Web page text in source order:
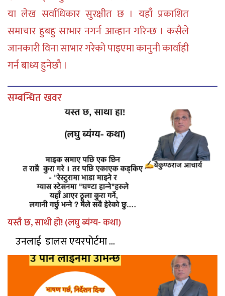
या लेख सर्वाधिकार सुरक्षीत छ । यहाँ प्रकाशित
समाचार हुबहु साभार नगर्न आव्हान गरिन्छ । कसैले
जानकारी विना साभार गरेको पाइएमा कानुनी कार्वाही
गर्न बाध्य हुनेछौ ।
सम्बन्धित खवर
यस्तै छ, साथी हो! (लघु ब्यंग्य- कथा)
उनलाई डालस एयरपोर्टमा ...